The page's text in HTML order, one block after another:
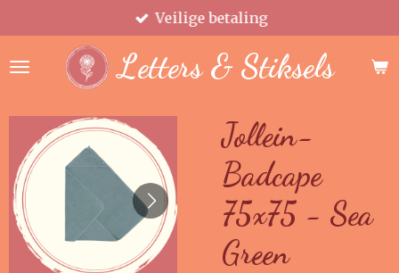
direct
naar
Letters & Stiksels
Veilige betaling
Jollein-
Badcape
75x75 - Sea
Green